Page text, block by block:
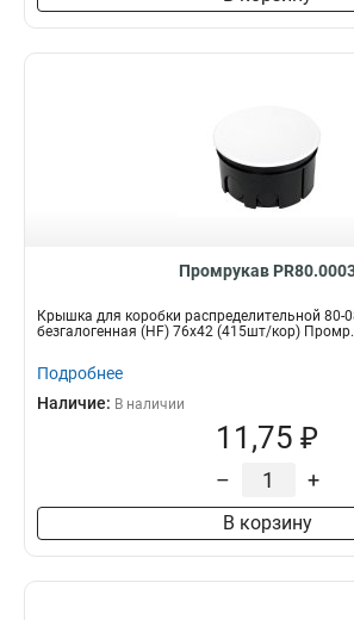
Промрукав
Крышка для коробки распределительной 80-
безгалогенная (HF) 76х42 (415шт/кор)
Подробнее
Наличие: В наличии
11,75 ₽
– +
В корзину